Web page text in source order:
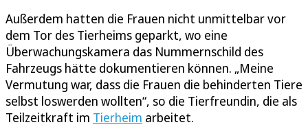
Außerdem hatten die Frauen nicht unmittelbar vor
dem Tor des Tierheims geparkt, wo eine
Überwachungskamera das Nummernschild des
Fahrzeugs hätte dokumentieren können. „Meine
Vermutung war, dass die Frauen die behinderten Tiere
selbst loswerden wollten“, so die Tierfreundin, die als
Teilzeitkraft im Tierheim arbeitet.